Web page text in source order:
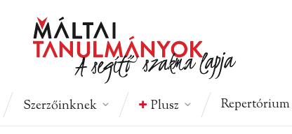
Szerzőinknek Plusz Repertórium